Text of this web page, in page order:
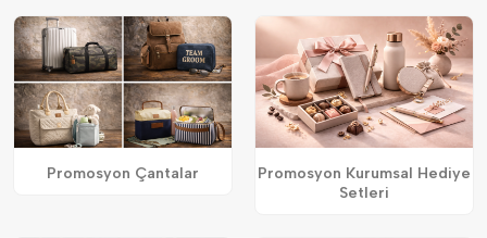
Promosyon Çantalar
Promosyon Kurumsal Hediye
Setleri